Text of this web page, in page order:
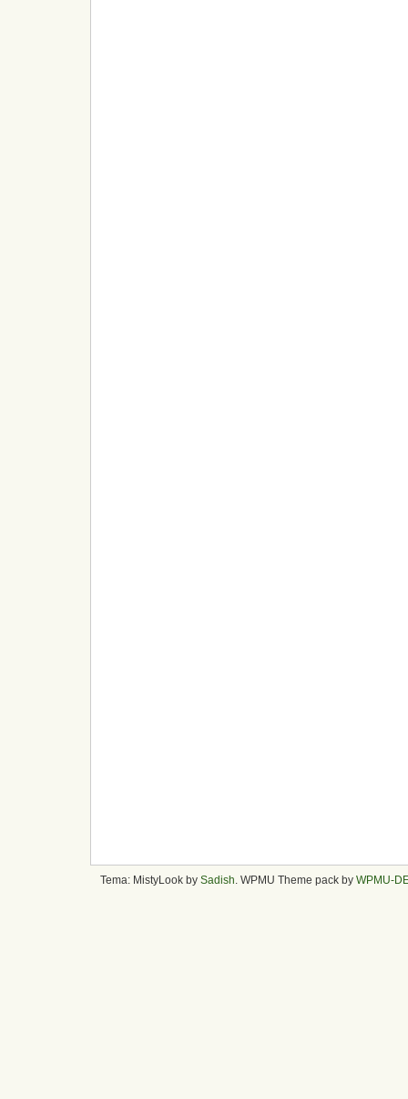
Tema: MistyLook by Sadish . WPMU Theme pack by WPMU-